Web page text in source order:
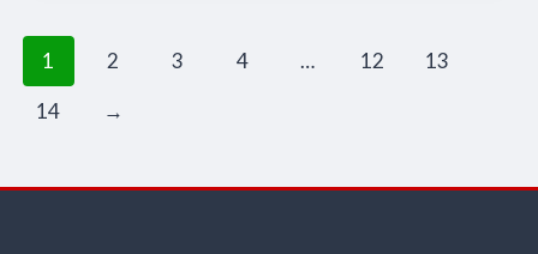
29,90€.
24,90€.
1 2 3 4 … 12
13
14
→